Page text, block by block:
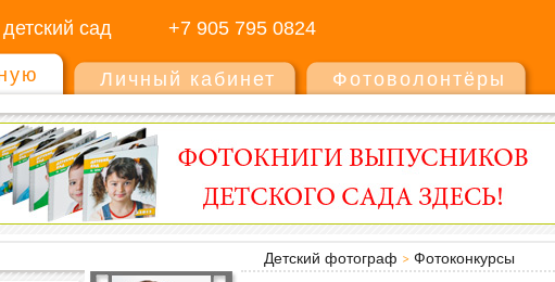
сад +7 905 795 0824
Личный кабинет Фотоволонтёры
Детский фотограф
Фотоконкурсы